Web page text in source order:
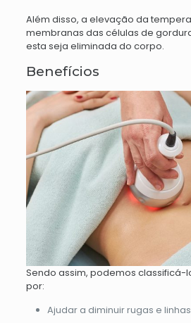
Além disso, a elevação da
membranas das células de
esta seja eliminada do corpo.
Benefícios
Sendo assim, podemos classificá-
por:
Ajudar a diminuir rugas e